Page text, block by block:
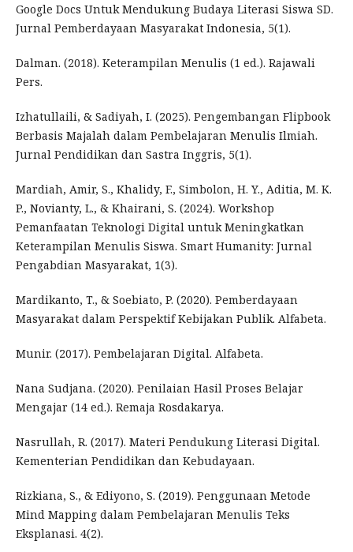
Google Docs Untuk Mendukung Budaya Literasi Siswa SD.
Jurnal Pemberdayaan Masyarakat Indonesia, 5(1).
Dalman. (2018). Keterampilan Menulis (1 ed.). Rajawali
Pers.
Izhatullaili, & Sadiyah, I. (2025). Pengembangan Flipbook
Berbasis Majalah dalam Pembelajaran Menulis Ilmiah.
Jurnal Pendidikan dan Sastra Inggris, 5(1).
Mardiah, Amir, S., Khalidy, F., Simbolon, H. Y., Aditia, M. K.
P., Novianty, L., & Khairani, S. (2024). Workshop
Pemanfaatan Teknologi Digital untuk Meningkatkan
Keterampilan Menulis Siswa. Smart Humanity: Jurnal
Pengabdian Masyarakat, 1(3).
Mardikanto, T., & Soebiato, P. (2020). Pemberdayaan
Masyarakat dalam Perspektif Kebijakan Publik. Alfabeta.
Munir. (2017). Pembelajaran Digital. Alfabeta.
Nana Sudjana. (2020). Penilaian Hasil Proses Belajar
Mengajar (14 ed.). Remaja Rosdakarya.
Nasrullah, R. (2017). Materi Pendukung Literasi Digital.
Kementerian Pendidikan dan Kebudayaan.
Rizkiana, S., & Ediyono, S. (2019). Penggunaan Metode
Mind Mapping dalam Pembelajaran Menulis Teks
Eksplanasi. 4(2).